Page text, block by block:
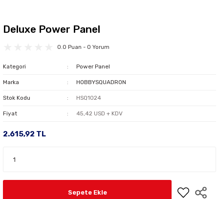
Deluxe Power Panel
0.0 Puan - 0 Yorum
Kategori Power Panel
Marka HOBBYSQUADRON
Stok Kodu HSQ1024
Fiyat 45,42 USD + KDV
2.615,92 TL
Sepete Ekle